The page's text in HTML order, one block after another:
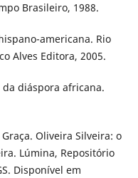
Brasileiro, 1988.
americana. Rio
Alves Editora, 2005.
da diáspora africana.
Oliveira Silveira: o
Lúmina, Repositório
Disponível em